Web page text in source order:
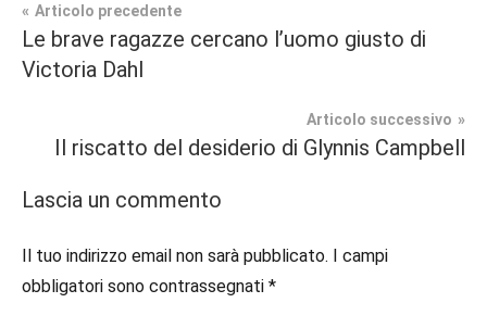
Prossime
Uscite
Navigazione
articoli
Articolo precedente
Le brave ragazze cercano l’uomo giusto di
Victoria Dahl
Articolo successivo
Il riscatto del desiderio di Glynnis Campbell
Lascia un commento
Il tuo indirizzo email non sarà pubblicato.
I campi
obbligatori sono contrassegnati *